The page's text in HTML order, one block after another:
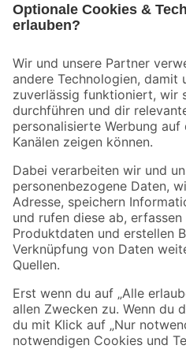
Der toom Newsletter: Keine Angebote
Zur Newsletter Anmeldung
Folge uns
Zahlungsarten
Sicher einkaufen
Jetzt die toom-App